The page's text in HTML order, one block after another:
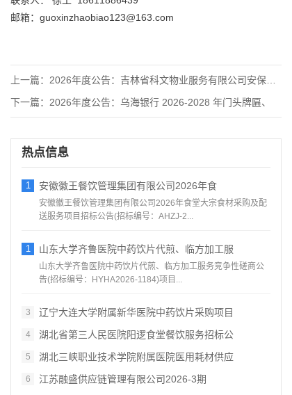
邮箱：guoxinzhaobiao123@163.com
上一篇： 2026年度公告：吉林省科文物业服务有限公司安保外包服务项目
下一篇： 2026年度公告：乌海银行 2026-2028 年门头牌匾、
热点信息
1 安徽徽王餐饮管理集团有限公司2026年食
安徽徽王餐饮管理集团有限公司2026年食堂大宗食材采购及配
送服务项目招标公告(招标编号：AHZJ-2...
1 山东大学齐鲁医院中药饮片代煎、临方加工服
山东大学齐鲁医院中药饮片代煎、临方加工服务竞争性磋商公
告(招标编号：HYHA2026-1184)项目...
3 辽宁大连大学附属新华医院中药饮片采购项目
4 湖北省第三人民医院阳逻食堂餐饮服务招标公
5 湖北三峡职业技术学院附属医院医用耗材供应
6 江苏融盛供应链管理有限公司2026‑3期